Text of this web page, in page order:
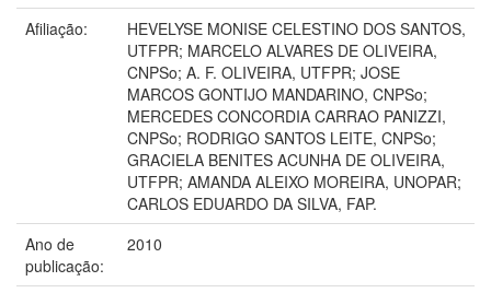
Afiliação:
HEVELYSE MONISE CELESTINO DOS SANTOS,
UTFPR; MARCELO ALVARES DE OLIVEIRA,
CNPSo; A. F. OLIVEIRA, UTFPR; JOSE
MARCOS GONTIJO MANDARINO, CNPSo;
MERCEDES CONCORDIA CARRAO PANIZZI,
CNPSo; RODRIGO SANTOS LEITE, CNPSo;
GRACIELA BENITES ACUNHA DE OLIVEIRA,
UTFPR; AMANDA ALEIXO MOREIRA, UNOPAR;
CARLOS EDUARDO DA SILVA, FAP.
Ano de
publicação:
2010